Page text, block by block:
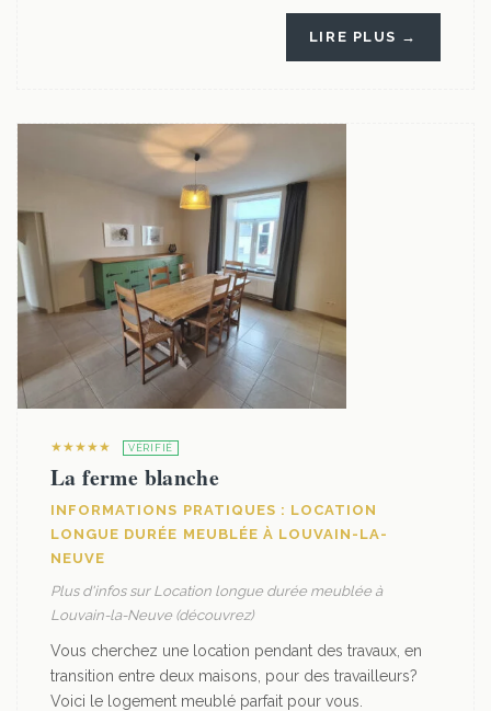
LIRE PLUS →
★★★★★ VÉRIFIÉ
La ferme blanche
INFORMATIONS PRATIQUES : LOCATION
LONGUE DURÉE MEUBLÉE À LOUVAIN-LA-
NEUVE
Plus d'infos sur Location longue durée meublée à
Louvain-la-Neuve (découvrez)
Vous cherchez une location pendant des travaux, en
transition entre deux maisons, pour des travailleurs?
Voici le logement meublé parfait pour vous.